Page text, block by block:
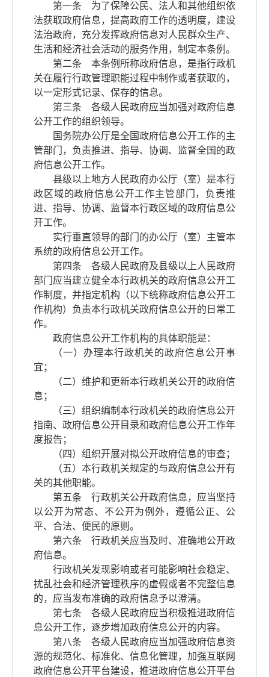
第一条 为了保障公民、法人和其他组织依
法获取政府信息，提高政府工作的透明度，建设
法治政府，充分发挥政府信息对人民群众生产、
生活和经济社会活动的服务作用，制定本条例。
第二条 本条例所称政府信息，是指行政机
关在履行行政管理职能过程中制作或者获取的，
以一定形式记录、保存的信息。
第三条 各级人民政府应当加强对政府信息
公开工作的组织领导。
国务院办公厅是全国政府信息公开工作的主
管部门，负责推进、指导、协调、监督全国的政
府信息公开工作。
县级以上地方人民政府办公厅（室）是本行
政区域的政府信息公开工作主管部门，负责推
进、指导、协调、监督本行政区域的政府信息公
开工作。
实行垂直领导的部门的办公厅（室）主管本
系统的政府信息公开工作。
第四条 各级人民政府及县级以上人民政府
部门应当建立健全本行政机关的政府信息公开工
作制度，并指定机构（以下统称政府信息公开工
作机构）负责本行政机关政府信息公开的日常工
作。
政府信息公开工作机构的具体职能是：
（一）办理本行政机关的政府信息公开事
宜；
（二）维护和更新本行政机关公开的政府信
息；
（三）组织编制本行政机关的政府信息公开
指南、政府信息公开目录和政府信息公开工作年
度报告；
（四）组织开展对拟公开政府信息的审查；
（五）本行政机关规定的与政府信息公开有
关的其他职能。
第五条 行政机关公开政府信息，应当坚持
以公开为常态、不公开为例外，遵循公正、公
平、合法、便民的原则。
第六条 行政机关应当及时、准确地公开政
府信息。
行政机关发现影响或者可能影响社会稳定、
扰乱社会和经济管理秩序的虚假或者不完整信息
的，应当发布准确的政府信息予以澄清。
第七条 各级人民政府应当积极推进政府信
息公开工作，逐步增加政府信息公开的内容。
第八条 各级人民政府应当加强政府信息资
源的规范化、标准化、信息化管理，加强互联网
政府信息公开平台建设，推进政府信息公开平台